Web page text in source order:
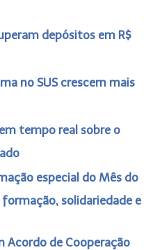
depósitos em R$
no SUS crescem mais
tempo real sobre o
especial do Mês do
solidariedade e
Acordo de Cooperação